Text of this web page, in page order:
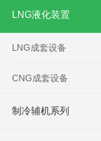
LNG液化装置
LNG成套设备
CNG成套设备
制冷辅机系列